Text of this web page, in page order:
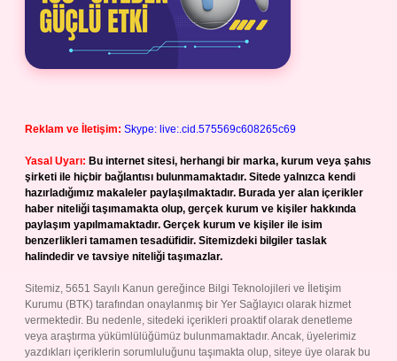
Reklam ve İletişim: Skype: live:.cid.575569c608265c69
Yasal Uyarı: Bu internet sitesi, herhangi bir marka, kurum veya şahıs
şirketi ile hiçbir bağlantısı bulunmamaktadır. Sitede yalnızca kendi
hazırladığımız makaleler paylaşılmaktadır. Burada yer alan içerikler
haber niteliği taşımamakta olup, gerçek kurum ve kişiler hakkında
paylaşım yapılmamaktadır. Gerçek kurum ve kişiler ile isim
benzerlikleri tamamen tesadüfidir. Sitemizdeki bilgiler taslak
halindedir ve tavsiye niteliği taşımazlar.
Sitemiz, 5651 Sayılı Kanun gereğince Bilgi Teknolojileri ve İletişim
Kurumu (BTK) tarafından onaylanmış bir Yer Sağlayıcı olarak hizmet
vermektedir. Bu nedenle, sitedeki içerikleri proaktif olarak denetleme
veya araştırma yükümlülüğümüz bulunmamaktadır. Ancak, üyelerimiz
yazdıkları içeriklerin sorumluluğunu taşımakta olup, siteye üye olarak bu